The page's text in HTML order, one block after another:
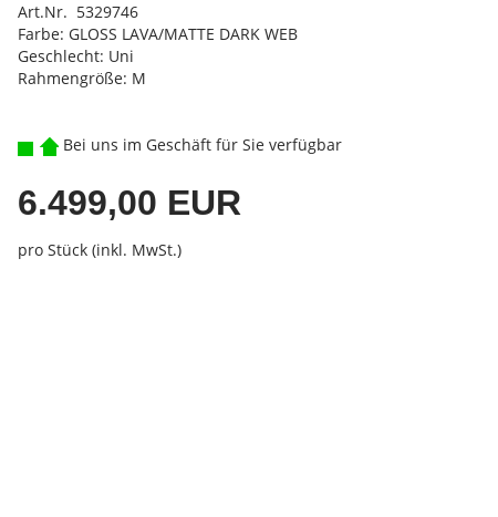
Art.Nr. 5329746
Farbe: GLOSS LAVA/MATTE DARK WEB
Geschlecht: Uni
Rahmengröße: M
Bei uns im Geschäft für Sie verfügbar
6.499,00 EUR
pro Stück (inkl. MwSt.)